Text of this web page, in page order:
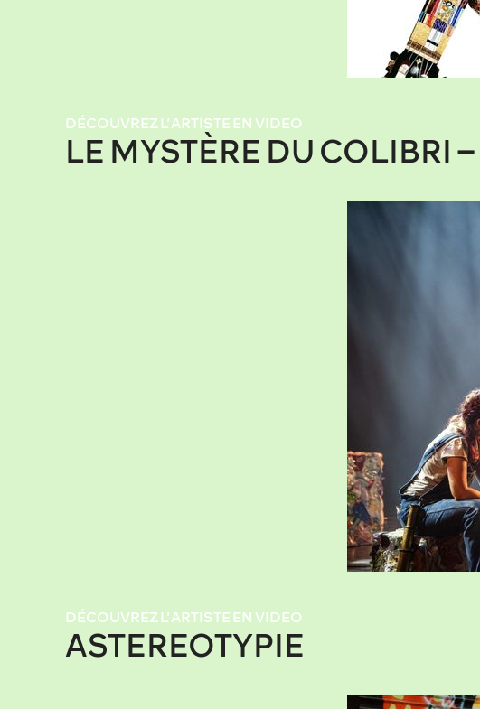
DÉCOUVREZ L’ARTISTE EN VIDEO
LE MYSTÈRE DU COLIBRI
DÉCOUVREZ L’ARTISTE EN VIDEO
ASTEREOTYPIE